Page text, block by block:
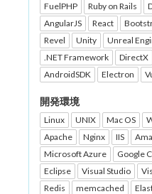
FuelPHP
Ruby on Rails
AngularJS
React
Revel
Unity Unreal
.NET Framework
DirectX
AndroidSDK
Electron
開発環境
Linux UNIX Mac OS
Apache
Nginx IIS
Microsoft Azure
Google
Eclipse
Visual Studio
Redis
memcached